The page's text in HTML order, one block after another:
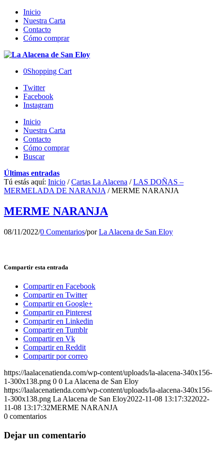
Inicio
Nuestra Carta
Contacto
Cómo comprar
0Shopping Cart
Twitter
Facebook
Instagram
Inicio
Nuestra Carta
Contacto
Cómo comprar
Buscar
Últimas entradas
Tú estás aquí: Inicio / Cartas La Alacena / LAS DOÑAS –
MERMELADA DE NARANJA / MERME NARANJA
MERME NARANJA
08/11/2022/0 Comentarios/porLa Alacena de San Eloy
Compartir esta entrada
Compartir en Facebook
Compartir en Twitter
Compartir en Google+
Compartir en Pinterest
Compartir en Linkedin
Compartir en Tumblr
Compartir en Vk
Compartir en Reddit
Compartir por correo
https://laalacenatienda.com/wp-content/uploads/la-alacena-340x156-
1-300x138.png 0 0 La Alacena de San Eloy
https://laalacenatienda.com/wp-content/uploads/la-alacena-340x156-
1-300x138.png La Alacena de San Eloy2022-11-08 13:17:322022-
11-08 13:17:32MERME NARANJA
0 comentarios
Dejar un comentario